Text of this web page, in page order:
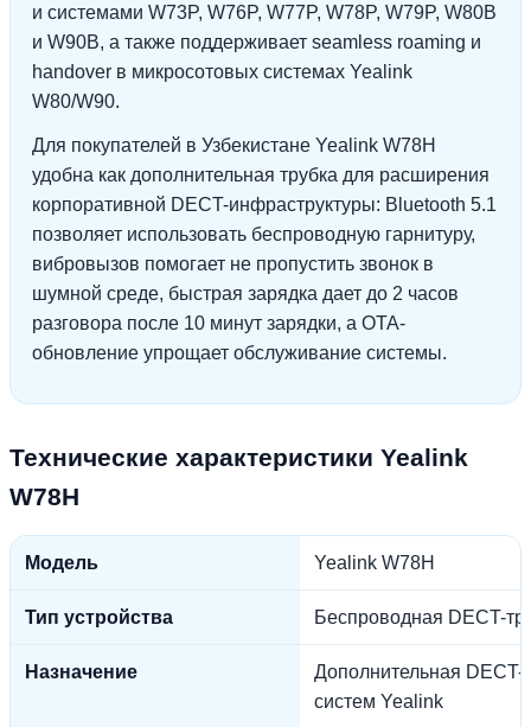
и системами W73P, W76P, W77P, W78P, W79P, W80B
и W90B, а также поддерживает seamless roaming и
handover в микросотовых системах Yealink
W80/W90.
Для покупателей в Узбекистане Yealink W78H
удобна как дополнительная трубка для расширения
корпоративной DECT-инфраструктуры: Bluetooth 5.1
позволяет использовать беспроводную гарнитуру,
вибровызов помогает не пропустить звонок в
шумной среде, быстрая зарядка дает до 2 часов
разговора после 10 минут зарядки, а OTA-
обновление упрощает обслуживание системы.
Технические характеристики Yealink
W78H
Модель Yealink W78H
Тип устройства Беспроводная DECT-
Назначение
Дополнительная DECT-
систем Yealink